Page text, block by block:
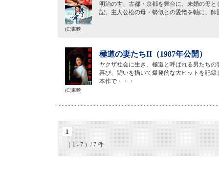
明治の世、古都・京都を舞台に、未婚の母
記。主人公松の母・勢似との愛憎を軸に、
(C)東映
極道の妻たちII（1987年公開）
ヤクザ社会に生き、極道と呼ばれる男たち
喜び、闘いを描いて爆発的な大ヒットを記
本作で・・・
(C)東映
1
（ 1 - 7 ）/ 7 件